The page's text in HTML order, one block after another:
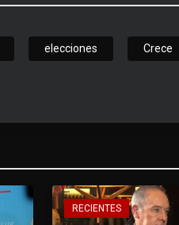
elecciones Crece
RECIENTES